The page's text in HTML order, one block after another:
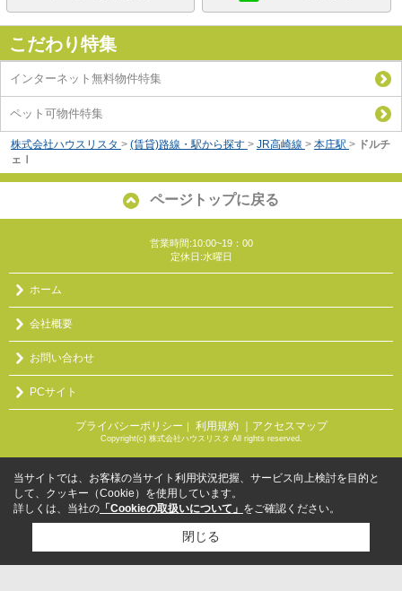
こだわり特集
インターネット無料物件特集
ペット可物件特集
株式会社ハウスリスタ > (賃貸)路線・駅から探す > JR高崎線 > 本庄駅 > ドルチ
ェⅠ
ページトップに戻る
営業時間:10:00~19：00
定休日:水曜日
ホーム
会社概要
お問い合わせ
PCサイト
プライバシーポリシー 利用規約 ｜アクセスマップ
Copyright(c) 株式会社ハウスリスタ All rights reserved.
当サイトでは、お客様の当サイト利用状況把握、サービス向上検討を目的と
して、クッキー（Cookie）を使用しています。
詳しくは、当社の 「Cookieの取扱いについて」 をご確認ください。
閉じる